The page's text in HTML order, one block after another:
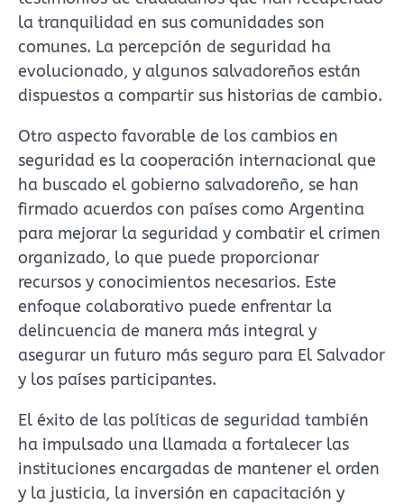
la tranquilidad en sus comunidades son
comunes. La percepción de seguridad ha
evolucionado, y algunos salvadoreños están
dispuestos a compartir sus historias de cambio.
Otro aspecto favorable de los cambios en
seguridad es la cooperación internacional que
ha buscado el gobierno salvadoreño, se han
firmado acuerdos con países como Argentina
para mejorar la seguridad y combatir el crimen
organizado, lo que puede proporcionar
recursos y conocimientos necesarios. Este
enfoque colaborativo puede enfrentar la
delincuencia de manera más integral y
asegurar un futuro más seguro para El Salvador
y los países participantes.
El éxito de las políticas de seguridad también
ha impulsado una llamada a fortalecer las
instituciones encargadas de mantener el orden
y la justicia, la inversión en capacitación y